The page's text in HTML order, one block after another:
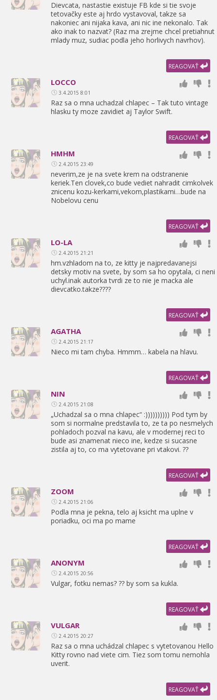
Dievcata, nastastie existuje FB kde si tie svoje
tetovačky este aj hrdo vystavoval, takze sa
nakoniec ani nijaka kava, ani nic ine nekonalo. Tak
ako inak to nazvat? (Raz ma zrejme chcel pretiahnut
mlady muz, sudiac podla jeho horlivych navrhov).
REAGOVAŤ
LOCCO
3.4.2015 8:01
Raz sa o mna uchadzal chlapec – Tak tuto vintage
hlasku ty moze zavidiet aj Taylor Swift.
REAGOVAŤ
HMHM
2.4.2015 23:49
neverim,ze je na svete krem na odstranenie
keriek.Ten clovek,co bude vediet nahradit cimkolvek
znicenu kozu-kerkami,vekom,plastikami…bude na
Nobelovu cenu
REAGOVAŤ
LO-LA
2.4.2015 21:21
hm.vzhladom na to, ze kitty je najpredavanejsi
detsky motiv na svete, by som sa ho opytala, ci neni
uchyl.inak autorka tvrdi ze to nie je macka ale
dievcatko.takze????
REAGOVAŤ
AGATHA
2.4.2015 21:17
Nieco mi tam chyba. Hmmm… kabela na hlavu.
REAGOVAŤ
NIN
2.4.2015 21:08
„Uchadzal sa o mna chlapec“ :)))))))))) Pod tym by
som si normalne predstavila to, ze ta po nesmelych
pohladoch pozval na kavu, ale v modernej reci to
bude asi znamenat nieco ine, kedze si sucasne
zistila aj to, co ma vytetovane pri vtakovi. ??
REAGOVAŤ
ZOOM
2.4.2015 21:06
Podla mna je pekna, telo aj ksicht ma uplne v
poriadku, oci ma po mame
REAGOVAŤ
ANONYM
2.4.2015 20:56
Vulgar, fotku nemas? ?? by som sa kukla.
REAGOVAŤ
VULGAR
2.4.2015 20:27
Raz sa o mna uchádzal chlapec s vytetovanou Hello
Kitty rovno nad viete cim. Tiez som tomu nemohla
uverit.
REAGOVAŤ